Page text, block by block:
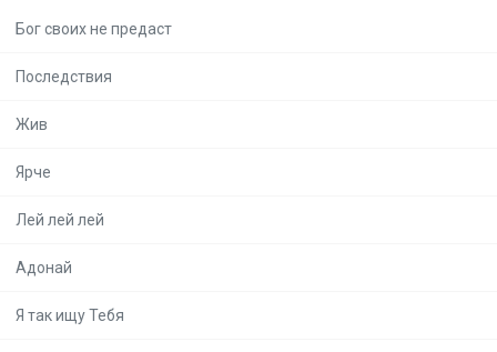
Бог своих не предаст
Последствия
Жив
Ярче
Лей лей лей
Адонай
Я так ищу Тебя